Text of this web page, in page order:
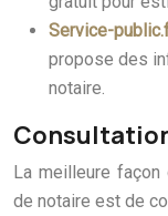
Service-
propose des
notaire.
La meilleure
de notaire est de